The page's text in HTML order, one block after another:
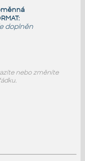
doplněn
nebo změníte